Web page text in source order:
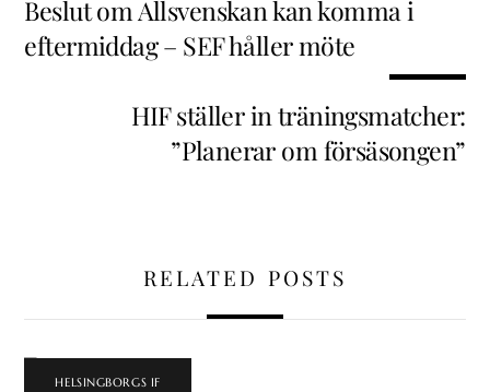
Beslut om Allsvenskan kan komma i
eftermiddag – SEF håller möte
HIF ställer in träningsmatcher:
”Planerar om försäsongen”
RELATED POSTS
HELSINGBORGS IF